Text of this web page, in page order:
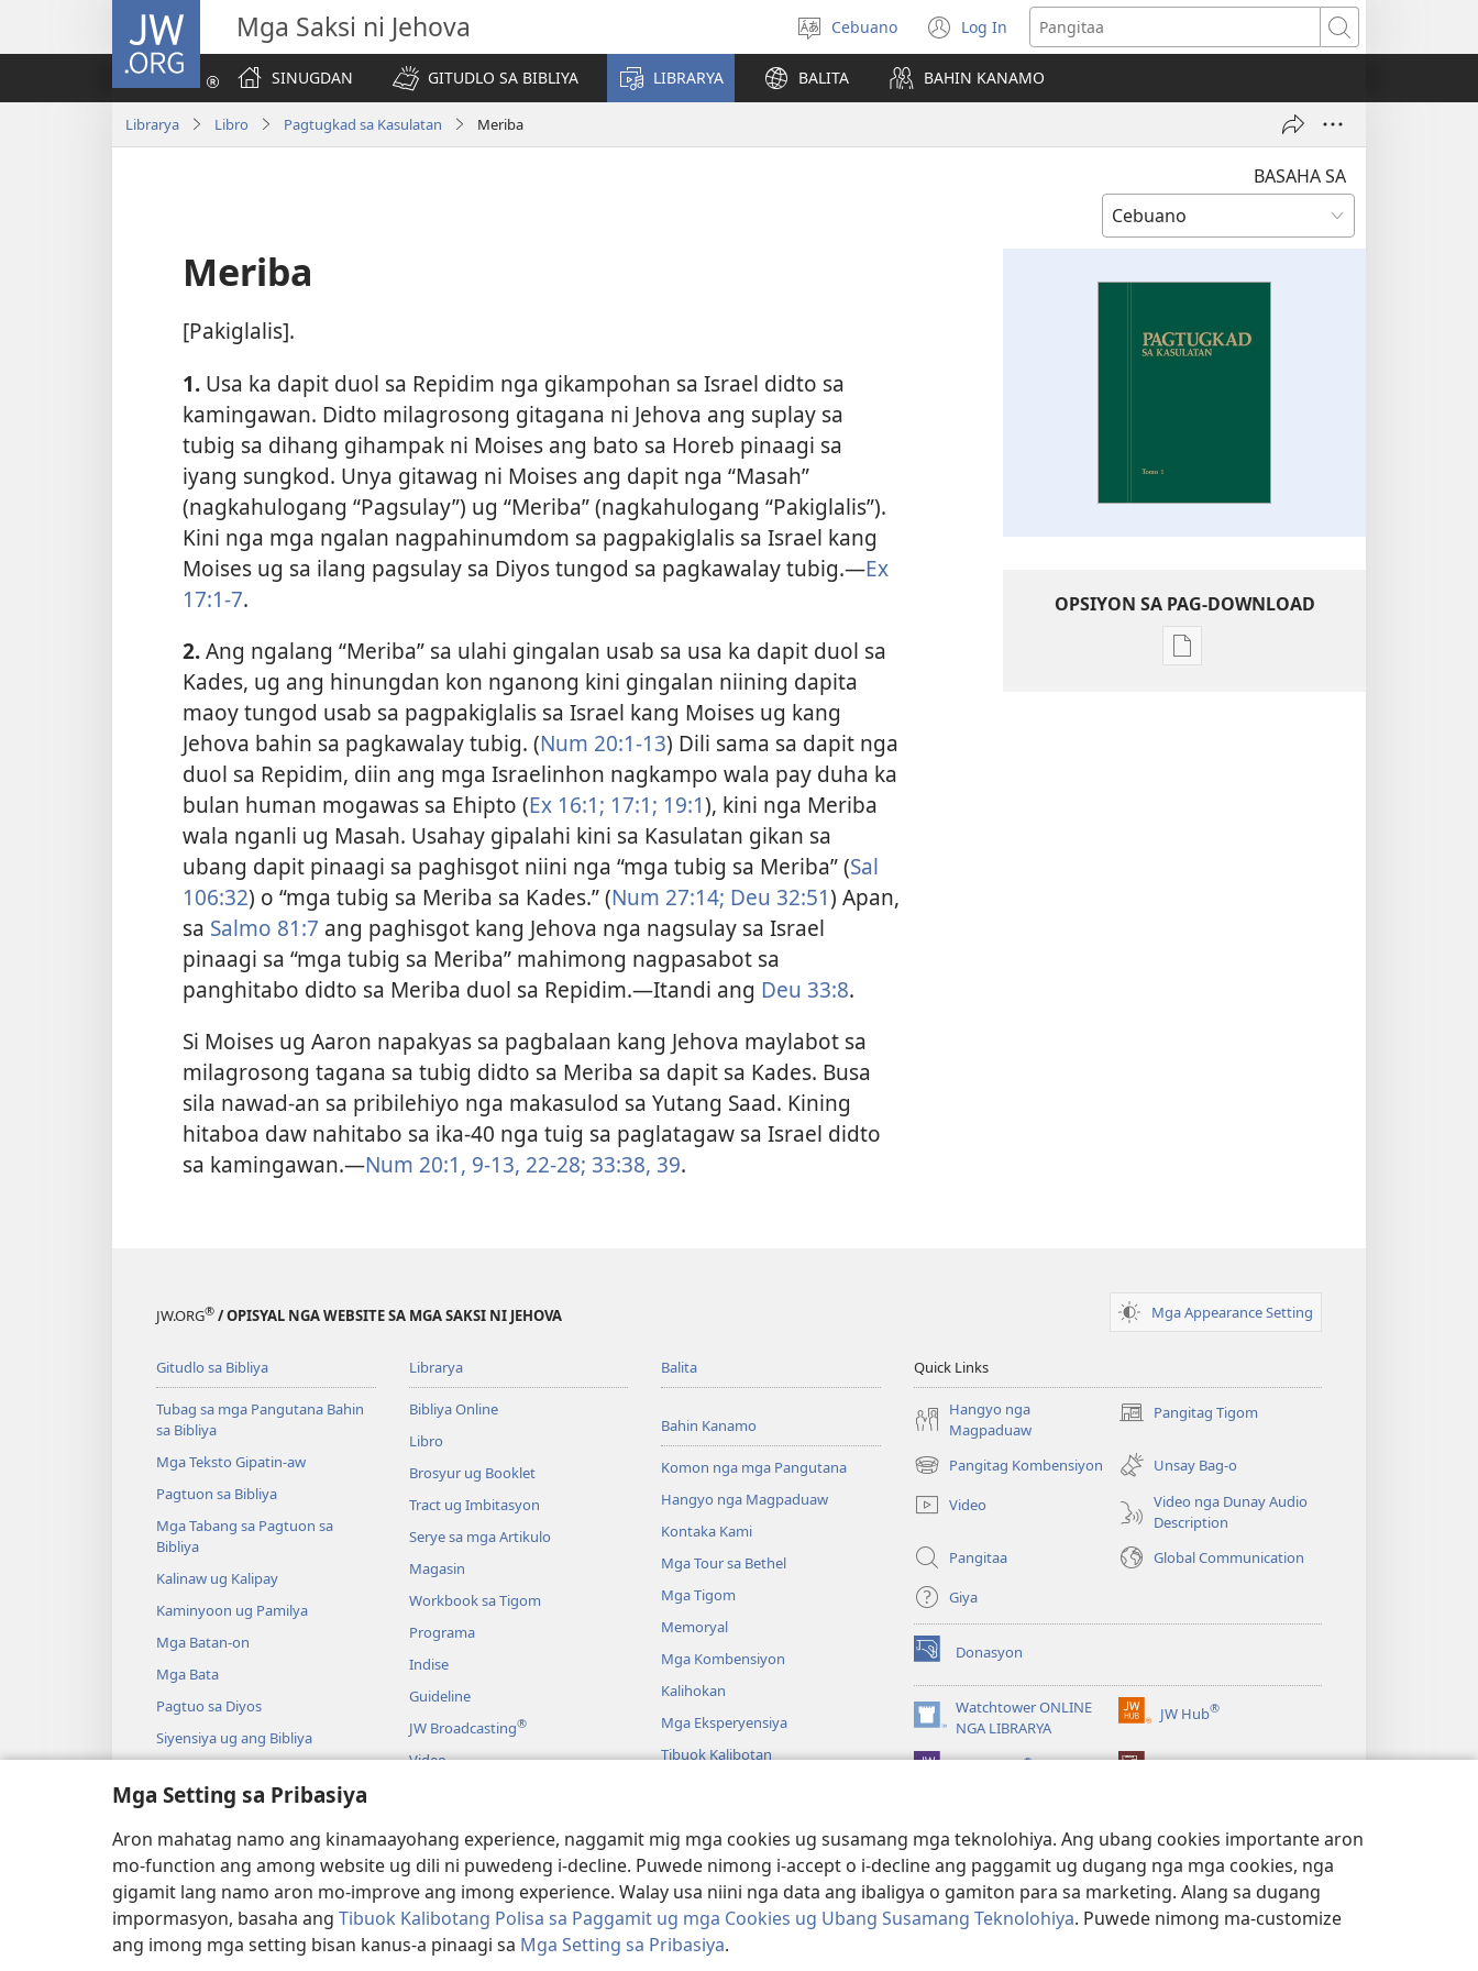
Mga Setting sa Pribasiya
Aron mahatag namo ang kinamaayohang experience, naggamit mig mga cookies ug susamang mga teknolohiya. Ang ubang cookies importante aron
mo-function ang among website ug dili ni puwedeng i-decline. Puwede nimong i-accept o i-decline ang paggamit ug dugang nga mga cookies, nga
gigamit lang namo aron mo-improve ang imong experience. Walay usa niini nga data ang ibaligya o gamiton para sa marketing. Alang sa dugang
impormasyon, basaha ang Tibuok Kalibotang Polisa sa Paggamit ug mga Cookies ug Ubang Susamang Teknolohiya. Puwede nimong ma-customize
ang imong mga setting bisan kanus-a pinaagi sa Mga Setting sa Pribasiya.
JW.ORG Mga Saksi ni Jehova
Pagpilig
pinulongan
Cebuano Log In
(mo-
open
ug
bag-
window)
Pangitaa
SINUGDAN
GITUDLO SA BIBLIYA LIBRARYA BALITA BAHIN KANAMO
Librarya Libro Pagtugkad sa Kasulatan Meriba
BASAHA SA
Meriba
[Pakiglalis].
1. Usa ka dapit duol sa Repidim nga gikampohan sa Israel didto sa
kamingawan. Didto milagrosong gitagana ni Jehova ang suplay sa
tubig sa dihang gihampak ni Moises ang bato sa Horeb pinaagi sa
iyang sungkod. Unya gitawag ni Moises ang dapit nga “Masah”
(nagkahulogang “Pagsulay”) ug “Meriba” (nagkahulogang “Pakiglalis”).
Kini nga mga ngalan nagpahinumdom sa pagpakiglalis sa Israel kang
Moises ug sa ilang pagsulay sa Diyos tungod sa pagkawalay tubig.​—Ex
17:1-7.
2.Ang ngalang “Meriba” sa ulahi gingalan usab sa usa ka dapit duol sa
Kades, ug ang hinungdan kon nganong kini gingalan niining dapita
maoy tungod usab sa pagpakiglalis sa Israel kang Moises ug kang
Jehova bahin sa pagkawalay tubig. (Num 20:1-13) Dili sama sa dapit nga
duol sa Repidim, diin ang mga Israelinhon nagkampo wala pay duha ka
bulan human mogawas sa Ehipto (Ex 16:1; 17:1; 19:1), kini nga Meriba
wala nganli ug Masah. Usahay gipalahi kini sa Kasulatan gikan sa
ubang dapit pinaagi sa paghisgot niini nga “mga tubig sa Meriba” (Sal
106:32) o “mga tubig sa Meriba sa Kades.” (Num 27:14; Deu 32:51) Apan,
sa Salmo 81:7 ang paghisgot kang Jehova nga nagsulay sa Israel
pinaagi sa “mga tubig sa Meriba” mahimong nagpasabot sa
panghitabo didto sa Meriba duol sa Repidim.​—Itandi ang Deu 33:8.
Si Moises ug Aaron napakyas sa pagbalaan kang Jehova maylabot sa
milagrosong tagana sa tubig didto sa Meriba sa dapit sa Kades. Busa
sila nawad-an sa pribilehiyo nga makasulod sa Yutang Saad. Kining
hitaboa daw nahitabo sa ika-40 nga tuig sa paglatagaw sa Israel didto
sa kamingawan.​—Num 20:​1, 9-13, 22-28; 33:​38, 39.
OPSIYON SA PAG-DOWNLOAD
Opsiyon
JW.ORG® / OPISYAL NGA WEBSITE SA MGA SAKSI NI JEHOVA Mga Appearance Setting
Gitudlo sa Bibliya
Tubag sa mga Pangutana Bahin
sa Bibliya
Mga Teksto Gipatin-aw
Pagtuon sa Bibliya
Mga Tabang sa Pagtuon sa
Bibliya
Kalinaw ug Kalipay
Kaminyoon ug Pamilya
Mga Batan-on
Mga Bata
Pagtuo sa Diyos
Siyensiya ug ang Bibliya
Librarya
Bibliya Online
Libro
Brosyur ug Booklet
Tract ug Imbitasyon
Serye sa mga Artikulo
Magasin
Workbook sa Tigom
Programa
Indise
Guideline
JW Broadcasting®
Video
Gidrama nga Pagbasa sa Bibliya
Balita
Bahin Kanamo
Komon nga mga Pangutana
Hangyo nga Magpaduaw
Kontaka Kami
Mga Tour sa Bethel
Mga Tigom
Memoryal
Mga Kombensiyon
Kalihokan
Mga Eksperyensiya
Tibuok Kalibotan
Quick Links
Hangyo nga
Magpaduaw
Pangitag Tigom
(mo-
ug
ong
window)
Pangitag Kombensiyon
(mo-
open
ug
ong
Unsay Bag-o
Video
Video nga Dunay Audio
Description
Pangitaa
Global Communication
Giya
Donasyon
(mo-
open
ug
bag-
window)
Watchtower ONLINE
NGA LIBRARYA
(mo-
open
window)
JW Hub®
(mo-
ug
®
Copyright© 2026 Watch Tower Bible and Tract Society of Pennsylvania. KONDISYONES SA PAGGAMIT